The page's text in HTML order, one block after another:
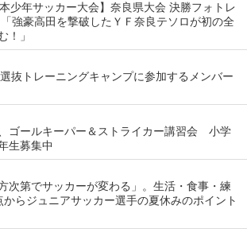
本少年サッカー大会】奈良県大会 決勝フォトレ
強豪高田を撃破したＹＦ奈良テソロが初の全
！」
抜トレーニングキャンプに参加するメンバー
ゴールキーパー＆ストライカー講習会 小学
生募集中
次第でサッカーが変わる」。生活・食事・練
からジュニアサッカー選手の夏休みのポイント